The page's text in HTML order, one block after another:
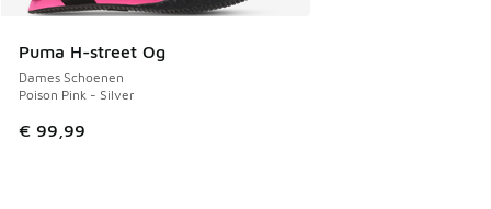
Puma H-street Og
Dames Schoenen
Poison Pink - Silver
€ 99,99